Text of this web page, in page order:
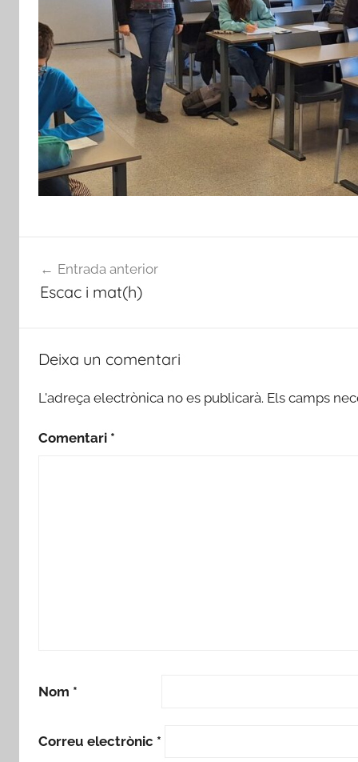
d'entrades
Entrada anterior
Escac i mat(h)
Deixa un comentari
L'adreça electrònica no es publicarà. Els camps
Comentari *
Nom *
Correu electrònic *